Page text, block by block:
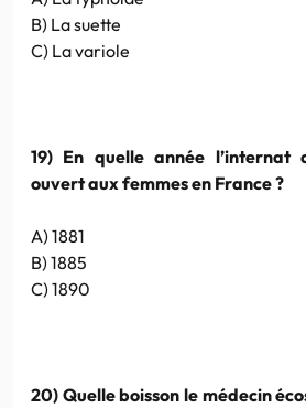
B) La suette
C) La variole
19) En quelle année l’internat
ouvert aux femmes en France ?
A) 1881
B) 1885
C) 1890
20) Quelle boisson le médecin